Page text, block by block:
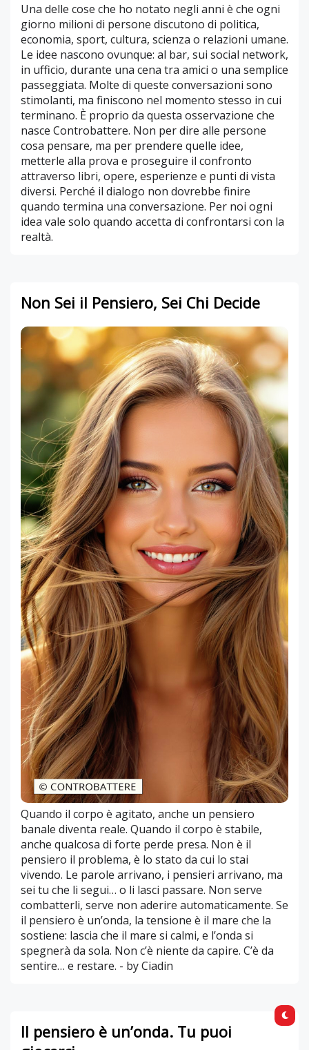
Una delle cose che ho notato negli anni è che ogni
giorno milioni di persone discutono di politica,
economia, sport, cultura, scienza o relazioni umane.
Le idee nascono ovunque: al bar, sui social network,
in ufficio, durante una cena tra amici o una semplice
passeggiata. Molte di queste conversazioni sono
stimolanti, ma finiscono nel momento stesso in cui
terminano. È proprio da questa osservazione che
nasce Controbattere. Non per dire alle persone
cosa pensare, ma per prendere quelle idee,
metterle alla prova e proseguire il confronto
attraverso libri, opere, esperienze e punti di vista
diversi. Perché il dialogo non dovrebbe finire
quando termina una conversazione. Per noi ogni
idea vale solo quando accetta di confrontarsi con la
realtà.
Non Sei il Pensiero, Sei Chi Decide
Quando il corpo è agitato, anche un pensiero
banale diventa reale. Quando il corpo è stabile,
anche qualcosa di forte perde presa. Non è il
pensiero il problema, è lo stato da cui lo stai
vivendo. Le parole arrivano, i pensieri arrivano, ma
sei tu che li segui… o li lasci passare. Non serve
combatterli, serve non aderire automaticamente. Se
il pensiero è un’onda, la tensione è il mare che la
sostiene: lascia che il mare si calmi, e l’onda si
spegnerà da sola. Non c’è niente da capire. C’è da
sentire… e restare. - by Ciadin
Il pensiero è un’onda. Tu puoi